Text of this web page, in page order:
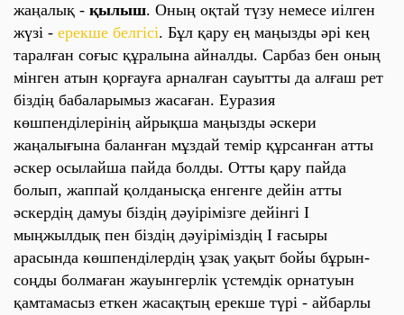
жаңалық - қылыш. Оның оқтай түзу немесе иілген
жүзі - ерекше белгісі. Бұл қару ең маңызды әрі кең
таралған соғыс құралына айналды. Сарбаз бен оның
мінген атын қорғауға арналған сауытты да алғаш рет
біздің бабаларымыз жасаған. Еуразия
көшпенділерінің айрықша маңызды әскери
жаңалығына баланған мұздай темір құрсанған атты
әскер осылайша пайда болды. Отты қару пайда
болып, жаппай қолданысқа енгенге дейін атты
әскердің дамуы біздің дәуірімізге дейінгі І
мыңжылдық пен біздің дәуіріміздің І ғасыры
арасында көшпенділердің ұзақ уақыт бойы бұрын-
соңды болмаған жауынгерлік үстемдік орнатуын
қамтамасыз еткен жасақтың ерекше түрі - айбарлы